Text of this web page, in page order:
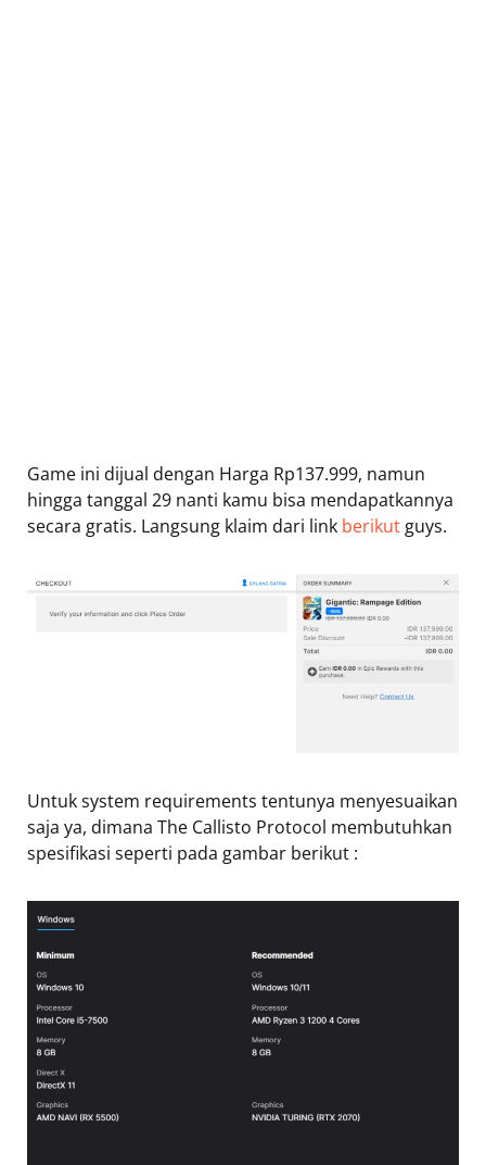
Game ini dijual dengan Harga Rp137.999, namun
hingga tanggal 29 nanti kamu bisa mendapatkannya
secara gratis. Langsung klaim dari link berikut guys.
Untuk system requirements tentunya menyesuaikan
saja ya, dimana The Callisto Protocol membutuhkan
spesifikasi seperti pada gambar berikut :